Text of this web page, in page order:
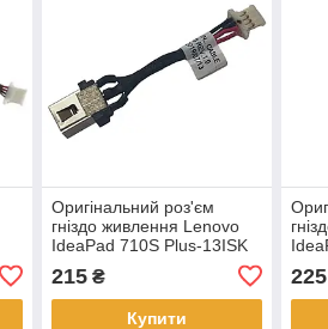
Оригінальний роз'єм
гніздо живлення Lenovo
IdeaPad 710S Plus-13ISK
DC301015P00 ( B - 4см )
215₴
Купити
225